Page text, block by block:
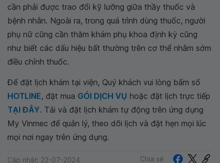
cần phải được trao đổi kỹ lưỡng giữa thầy thuốc và
bệnh nhân. Ngoài ra, trong quá trình dùng thuốc, người
phụ nữ cũng cần thăm khám phụ khoa định kỳ cũng
như biết các dấu hiệu bất thường trên cơ thể nhằm sớm
điều chỉnh thuốc.
Để đặt lịch khám tại viện, Quý khách vui lòng bấm số
HOTLINE, đặt mua GÓI DỊCH VỤ hoặc đặt lịch trực tiếp
TẠI ĐÂY. Tải và đặt lịch khám tự động trên ứng dụng
My Vinmec để quản lý, theo dõi lịch và đặt hẹn mọi lúc
mọi nơi ngay trên ứng dụng.
Cập nhật: 22-07-2024 Chia sẻ